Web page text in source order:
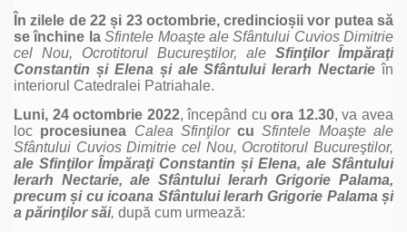
În zilele de 22și 23 octombrie, credincioșii vor putea să
se închine laSfintele Moaşte ale Sfântului Cuvios Dimitrie
cel Nou, Ocrotitorul Bucureştilor, ale Sfinţilor Împăraţi
Constantin și Elena și ale Sfântului Ierarh Nectarie în
interiorul Catedralei Patriahale.
Luni, 24 octombrie 2022, începând cuora 12.30, va avea
loc procesiunea Calea Sfinţilor cu Sfintele Moaşte ale
Sfântului Cuvios Dimitrie cel Nou, Ocrotitorul Bucureştilor,
ale Sfinţilor Împăraţi Constantin și Elena, ale Sfântului
Ierarh Nectarie, ale Sfântului Ierarh Grigorie Palama,
precumși cu icoana Sfântului Ierarh Grigorie Palama și
a părinţilor săi, după cum urmează: